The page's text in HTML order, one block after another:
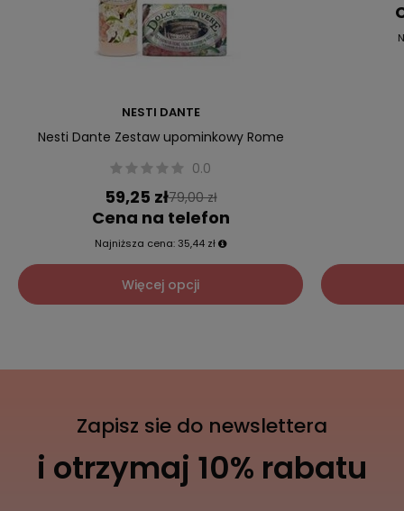
NESTI DANTE
Nesti Dante Zestaw upominkowy Rome
0.0
59,25 zł79,00 zł
Cena na telefon
Najniższa cena: 35,44 zł
Więcej opcji
Zapisz sie do newslettera
i otrzymaj 10% rabatu